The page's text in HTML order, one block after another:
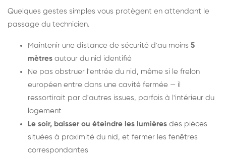
Quelques gestes simples vous protègent en attendant le
passage du technicien.
Maintenir une distance de sécurité d'au moins 5
mètres autour du nid identifié
Ne pas obstruer l'entrée du nid, même si le frelon
européen entre dans une cavité fermée — il
ressortirait par d'autres issues, parfois à l'intérieur du
logement
Le soir, baisser ou éteindre les lumières des pièces
situées à proximité du nid, et fermer les fenêtres
correspondantes